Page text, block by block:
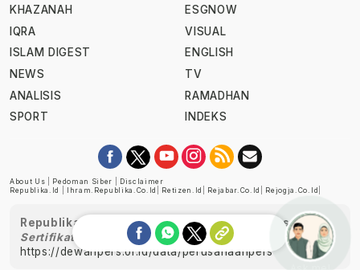
KHAZANAH
IQRA
ISLAM DIGEST
NEWS
ANALISIS
SPORT
ESGNOW
VISUAL
ENGLISH
TV
RAMADHAN
INDEKS
About Us Pedoman Siber
Disclaimer
Republika.id
Ihram.republika.co.id Retizen.id Rejabar.co.id Rejogja.co.id
Republika telah diverifikasi oleh Dewan Pers
Sertifikat Nomor 1058/DP-Verifikasi/K/XII/2022
https://dewanpers.or.id/data/perusahaanpers